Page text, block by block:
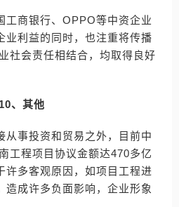
工商银行、OPPO等中资企业
业利益的同时，也注重将传播
社会责任相结合，均取得良好
10、其他
从事投资和贸易之外，目前中
工程项目协议金额达470多亿
许多客观原因，如项目工程进
造成许多负面影响，企业形象